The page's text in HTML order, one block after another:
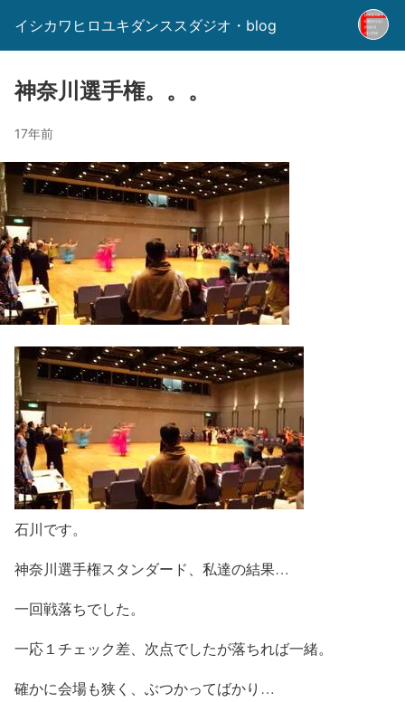
イシカワヒロユキダンススダジオ・blog
神奈川選手権。。。
17年前
石川です。
神奈川選手権スタンダード、私達の結果…
一回戦落ちでした。
一応１チェック差、次点でしたが落ちれば一緒。
確かに会場も狭く、ぶつかってばかり…